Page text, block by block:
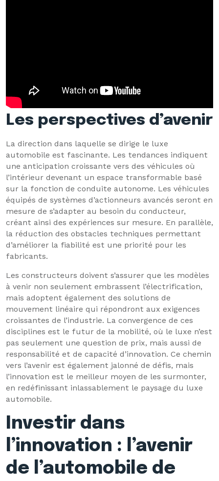
Les perspectives d’avenir
La direction dans laquelle se dirige le luxe
automobile est fascinante. Les tendances indiquent
une anticipation croissante vers des véhicules où
l’intérieur devenant un espace transformable basé
sur la fonction de conduite autonome. Les véhicules
équipés de systèmes d’actionneurs avancés seront en
mesure de s’adapter au besoin du conducteur,
créant ainsi des expériences sur mesure. En parallèle,
la réduction des obstacles techniques permettant
d’améliorer la fiabilité est une priorité pour les
fabricants.
Les constructeurs doivent s’assurer que les modèles
à venir non seulement embrassent l’électrification,
mais adoptent également des solutions de
mouvement linéaire qui répondront aux exigences
croissantes de l’industrie. La convergence de ces
disciplines est le futur de la mobilité, où le luxe n’est
pas seulement une question de prix, mais aussi de
responsabilité et de capacité d’innovation. Ce chemin
vers l’avenir est également jalonné de défis, mais
l’innovation est le meilleur moyen de les surmonter,
en redéfinissant inlassablement le paysage du luxe
automobile.
Investir dans
l’innovation : l’avenir
de l’automobile de